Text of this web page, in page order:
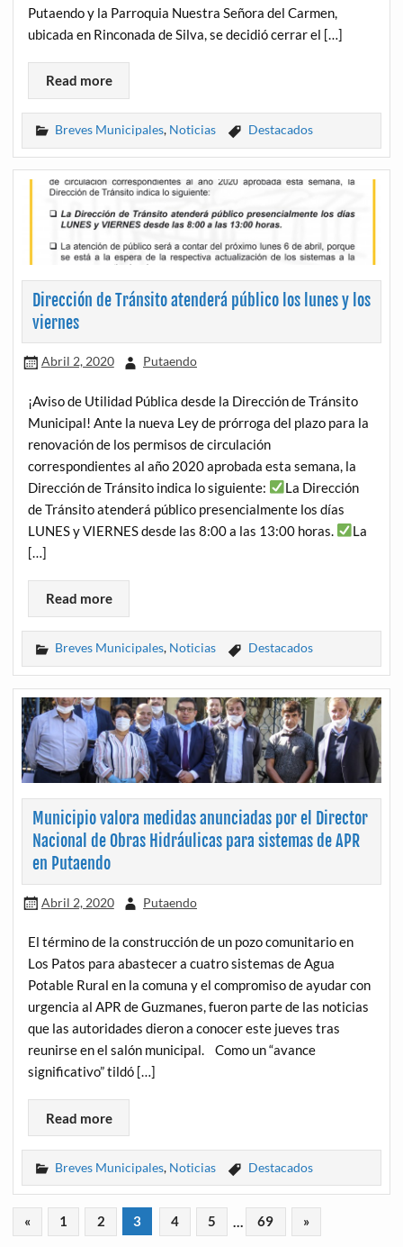
Putaendo y la Parroquia Nuestra Señora del Carmen,
ubicada en Rinconada de Silva, se decidió cerrar el […]
Read more
Breves Municipales, Noticias Destacados
Dirección de Tránsito atenderá público los lunes y los
viernes
Abril 2, 2020 Putaendo
¡Aviso de Utilidad Pública desde la Dirección de Tránsito
Municipal! Ante la nueva Ley de prórroga del plazo para la
renovación de los permisos de circulación
correspondientes al año 2020 aprobada esta semana, la
Dirección de Tránsito indica lo siguiente:
La Dirección
de Tránsito atenderá público presencialmente los días
LUNES y VIERNES desde las 8:00 a las 13:00 horas.
La
[…]
Read more
Breves Municipales, Noticias Destacados
Municipio valora medidas anunciadas por el Director
Nacional de Obras Hidráulicas para sistemas de APR
en Putaendo
Abril 2, 2020 Putaendo
El término de la construcción de un pozo comunitario en
Los Patos para abastecer a cuatro sistemas de Agua
Potable Rural en la comuna y el compromiso de ayudar con
urgencia al APR de Guzmanes, fueron parte de las noticias
que las autoridades dieron a conocer este jueves tras
reunirse en el salón municipal. Como un “avance
significativo” tildó […]
Read more
Breves Municipales, Noticias Destacados
« 1 2 3 4 5 69 »